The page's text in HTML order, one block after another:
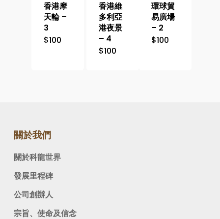
香港摩
天輪 –
3
$100
香港維
多利亞
港夜景
– 4
$100
環球貿
易廣場
– 2
$100
關於我們
關於科龍世界
發展里程碑
公司創辦人
宗旨、使命及信念